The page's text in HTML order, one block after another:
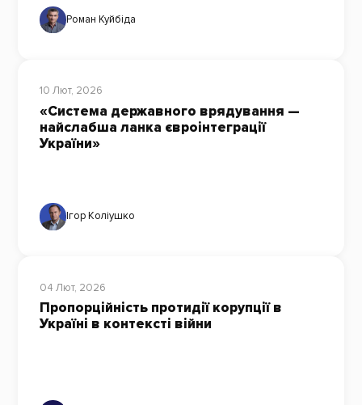
Роман Куйбіда
10 Лют, 2026
«Система державного врядування —
найслабша ланка євроінтеграції
України»
Ігор Коліушко
04 Лют, 2026
Пропорційність протидії корупції в
Україні в контексті війни